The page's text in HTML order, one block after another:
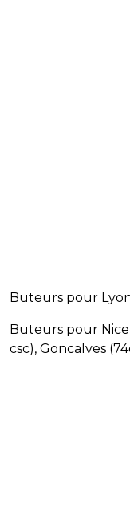
Buteurs pour Lyon
Buteurs pour Nice
csc), Goncalves